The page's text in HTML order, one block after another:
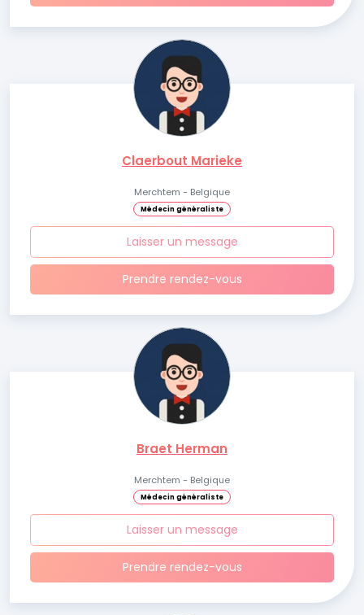
Claerbout Marieke
Merchtem - Belgique
Médecin généraliste
Laisser un message
Prendre rendez-vous
Braet Herman
Merchtem - Belgique
Médecin généraliste
Laisser un message
Prendre rendez-vous